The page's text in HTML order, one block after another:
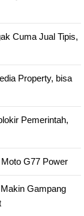
Cuma Jual Tipis,
Property, bisa
Pemerintah,
G77 Power
Gampang